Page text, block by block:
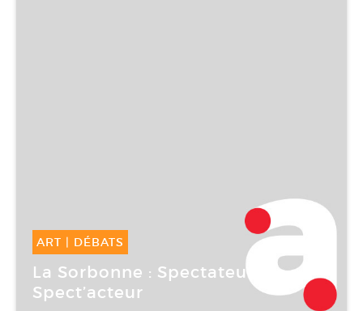
ART | DÉBATS
10 Mar -10 Mar 2006
La Sorbonne : Spectateur /
Spect’acteur